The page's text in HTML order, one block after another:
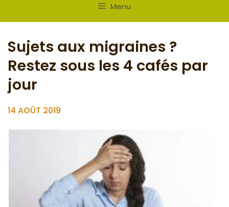
Menu
Sujets aux migraines ?
Restez sous les 4 cafés par
jour
14 AOÛT 2019